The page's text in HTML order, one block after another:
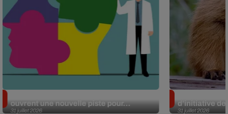
31 juillet 2026
ouvrent une nouvelle piste pour...
31 juillet 2026
d’initiative